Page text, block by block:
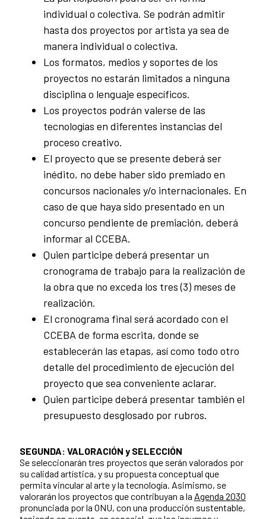
individual o colectiva. Se podrán admitir
hasta dos proyectos por artista ya sea de
manera individual o colectiva.
Los formatos, medios y soportes de los
proyectos no estarán limitados a ninguna
disciplina o lenguaje específicos.
Los proyectos podrán valerse de las
tecnologías en diferentes instancias del
proceso creativo.
El proyecto que se presente deberá ser
inédito, no debe haber sido premiado en
concursos nacionales y/o internacionales. En
caso de que haya sido presentado en un
concurso pendiente de premiación, deberá
informar al CCEBA.
Quien participe deberá presentar un
cronograma de trabajo para la realización de
la obra que no exceda los tres (3) meses de
realización.
El cronograma final será acordado con el
CCEBA de forma escrita, donde se
establecerán las etapas, así como todo otro
detalle del procedimiento de ejecución del
proyecto que sea conveniente aclarar.
Quien participe deberá presentar también el
presupuesto desglosado por rubros.
SEGUNDA: VALORACIÓN y SELECCIÓN
Se seleccionarán tres proyectos que serán valorados por
su calidad artística, y su propuesta conceptual que
permita vincular al arte y la tecnología. Asimismo, se
valorarán los proyectos que contribuyan a la Agenda 2030
pronunciada por la ONU, con una producción sustentable,